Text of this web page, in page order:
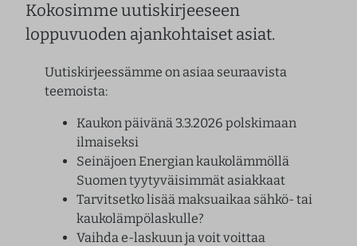
Kokosimme uutiskirjeeseen
loppuvuoden ajankohtaiset asiat.
Uutiskirjeessämme on asiaa seuraavista
teemoista:
Kaukon päivänä 3.3.2026 polskimaan
ilmaiseksi
Seinäjoen Energian kaukolämmöllä
Suomen tyytyväisimmät asiakkaat
Tarvitsetko lisää maksuaikaa sähkö- tai
kaukolämpölaskulle?
Vaihda e-laskuun ja voit voittaa